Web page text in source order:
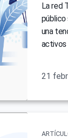
La red
público
una
activos
21